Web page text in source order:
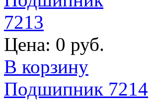
Цена: 0 руб.
В корзину
Подшипник 7214